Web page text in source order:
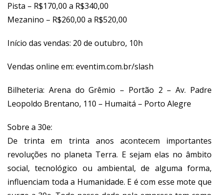
Pista – R$170,00 a R$340,00
Mezanino – R$260,00 a R$520,00
Início das vendas: 20 de outubro, 10h
Vendas online em: eventim.com.br/slash
Bilheteria: Arena do Grêmio – Portão 2 – Av. Padre
Leopoldo Brentano, 110 – Humaitá – Porto Alegre
Sobre a 30e:
De trinta em trinta anos acontecem importantes
revoluções no planeta Terra. E sejam elas no âmbito
social, tecnológico ou ambiental, de alguma forma,
influenciam toda a Humanidade. E é com esse mote que